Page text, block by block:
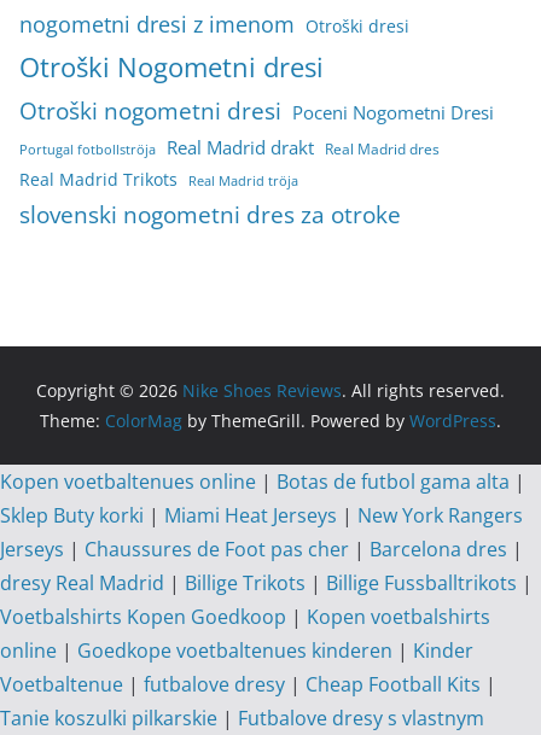
nogometni dresi z imenom Otroški dresi
Otroški Nogometni dresi
Otroški nogometni dresi Poceni Nogometni Dresi
Portugal fotbollströja Real Madrid drakt Real Madrid dres
Real Madrid Trikots Real Madrid tröja
slovenski nogometni dres za otroke
Copyright © 2026 Nike Shoes Reviews. All rights reserved.
Theme: ColorMag by ThemeGrill. Powered by WordPress.
Kopen voetbaltenues online | Botas de futbol gama alta |
Sklep Buty korki | Miami Heat Jerseys | New York Rangers
Jerseys | Chaussures de Foot pas cher | Barcelona dres |
dresy Real Madrid | Billige Trikots | Billige Fussballtrikots |
Voetbalshirts Kopen Goedkoop | Kopen voetbalshirts
online | Goedkope voetbaltenues kinderen | Kinder
Voetbaltenue | futbalove dresy | Cheap Football Kits |
Tanie koszulki pilkarskie | Futbalove dresy s vlastnym